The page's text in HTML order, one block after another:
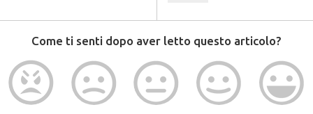
Come ti senti dopo aver letto questo articolo?